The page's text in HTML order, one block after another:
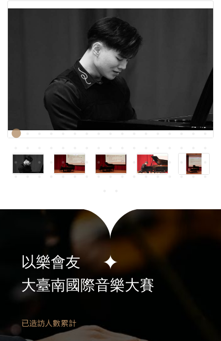
以樂會友
大臺南國際音樂大賽
已造訪人數累計